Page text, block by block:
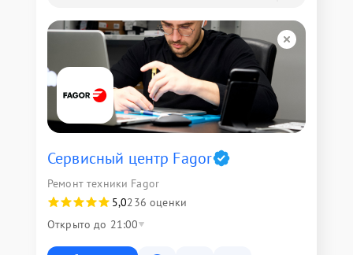
Сервисный центр Fagor
Ремонт техники Fagor
5,0236 оценки
Открыто до 21:00